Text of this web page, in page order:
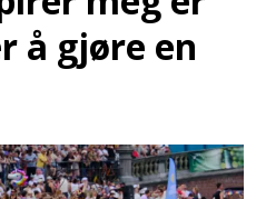
å gjøre en